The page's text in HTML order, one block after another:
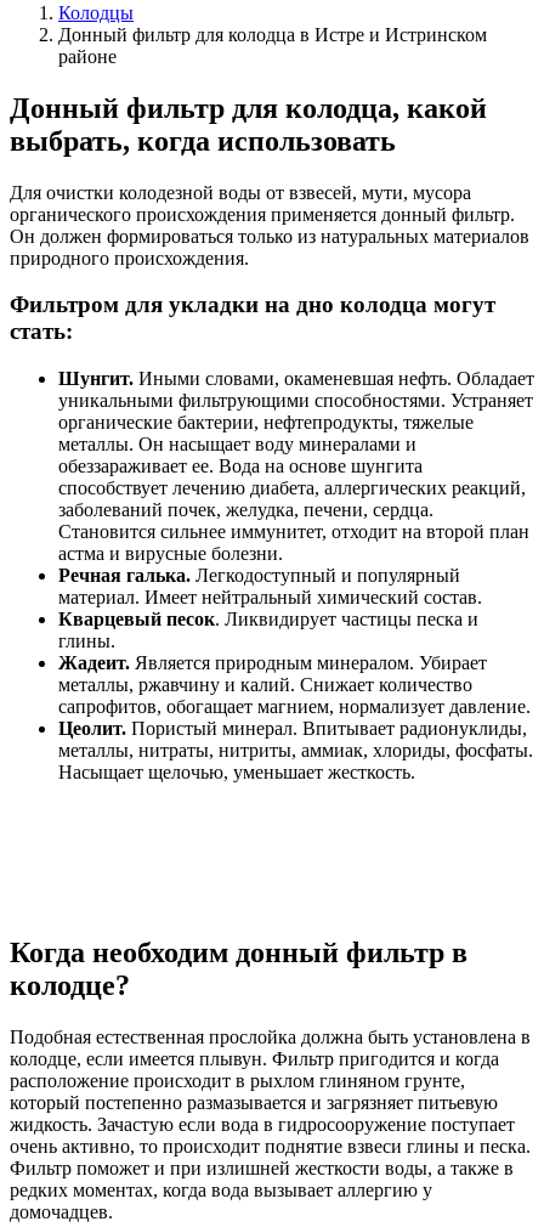
Колодцы
Донный фильтр для колодца в Истре и Истринском
районе
Донный фильтр для колодца, какой
выбрать, когда использовать
Для очистки колодезной воды от взвесей, мути, мусора
органического происхождения применяется донный фильтр.
Он должен формироваться только из натуральных материалов
природного происхождения.
Фильтром для укладки на дно колодца могут
стать:
Шунгит. Иными словами, окаменевшая нефть. Обладает
уникальными фильтрующими способностями. Устраняет
органические бактерии, нефтепродукты, тяжелые
металлы. Он насыщает воду минералами и
обеззараживает ее. Вода на основе шунгита
способствует лечению диабета, аллергических реакций,
заболеваний почек, желудка, печени, сердца.
Становится сильнее иммунитет, отходит на второй план
астма и вирусные болезни.
Речная галька. Легкодоступный и популярный
материал. Имеет нейтральный химический состав.
Кварцевый песок. Ликвидирует частицы песка и
глины.
Жадеит. Является природным минералом. Убирает
металлы, ржавчину и калий. Снижает количество
сапрофитов, обогащает магнием, нормализует давление.
Цеолит. Пористый минерал. Впитывает радионуклиды,
металлы, нитраты, нитриты, аммиак, хлориды, фосфаты.
Насыщает щелочью, уменьшает жесткость.
Когда необходим донный фильтр в
колодце?
Подобная естественная прослойка должна быть установлена в
колодце, если имеется плывун. Фильтр пригодится и когда
расположение происходит в рыхлом глиняном грунте,
который постепенно размазывается и загрязняет питьевую
жидкость. Зачастую если вода в гидросооружение поступает
очень активно, то происходит поднятие взвеси глины и песка.
Фильтр поможет и при излишней жесткости воды, а также в
редких моментах, когда вода вызывает аллергию у
домочадцев.